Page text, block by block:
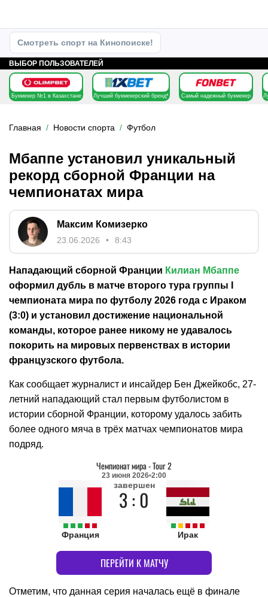
Смотреть спорт на Кинопоиске!
ВЫБОР ПОЛЬЗОВАТЕЛЕЙ
Букмекер №1 в Казахстане Лучший букмекерский бренд* Самый надежный букмекер
Главная Новости спорта Футбол
Мбаппе установил уникальный
рекорд сборной Франции на
чемпионатах мира
Максим Комизерко
23.06.2026 8:43
Нападающий сборной Франции Килиан Мбаппе
оформил дубль в матче второго тура группы I
чемпионата мира по футболу 2026 года с Ираком
(3:0) и установил достижение национальной
команды, которое ранее никому не удавалось
покорить на мировых первенствах в истории
французского футбола.
Как сообщает журналист и инсайдер Бен Джейкобс, 27-
летний нападающий стал первым футболистом в
истории сборной Франции, которому удалось забить
более одного мяча в трёх матчах чемпионатов мира
подряд.
Чемпионат мира-Tour 2
23 июня 2026 2:00
Франция
завершен
3 : 0
Ирак
ПЕРЕЙТИ К МАТЧУ
Отметим, что данная серия началась ещё в финале